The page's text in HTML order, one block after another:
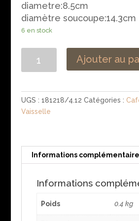
diametre:8.5cm
diamètre soucoupe:14.3cm
6 en stock
thé
ancienne
Limoges
Ajouter au
UGS : 181218/4.12 Catégories :
Vaisselle
Informations
Informations
Poids 0.4 kg